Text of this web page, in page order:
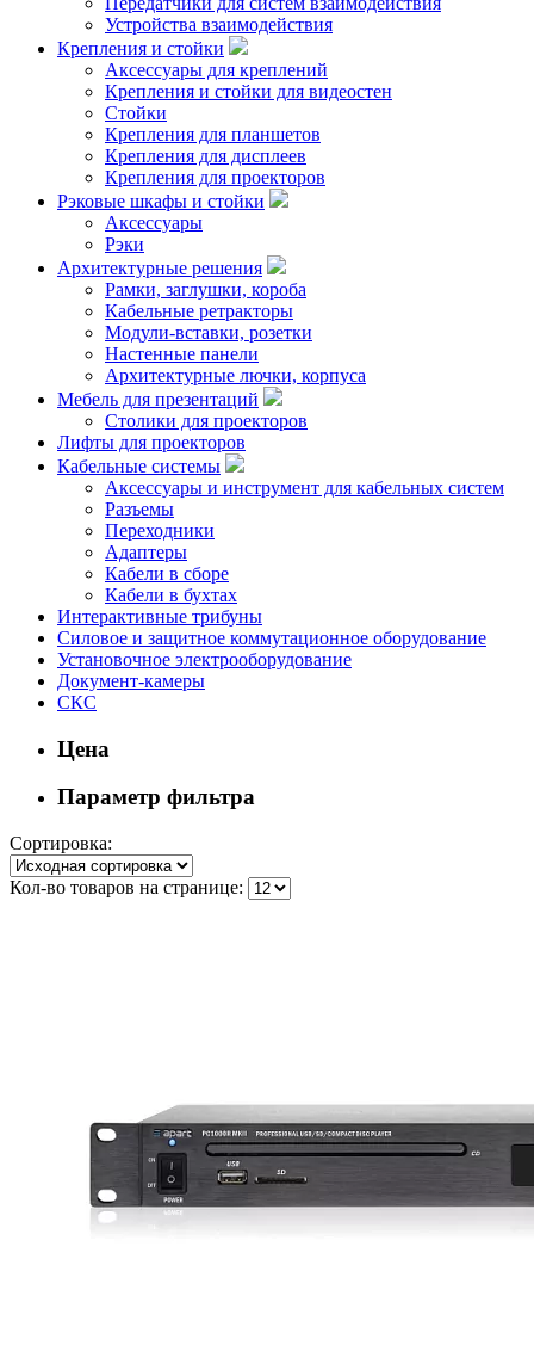
Устройства взаимодействия
Крепления и стойки
Аксессуары для креплений
Крепления и стойки для видеостен
Стойки
Крепления для планшетов
Крепления для дисплеев
Крепления для проекторов
Рэковые шкафы и стойки
Аксессуары
Рэки
Архитектурные решения
Рамки, заглушки, короба
Кабельные ретракторы
Модули-вставки, розетки
Настенные панели
Архитектурные лючки, корпуса
Мебель для презентаций
Столики для проекторов
Лифты для проекторов
Кабельные системы
Аксессуары и инструмент для кабельных систем
Разъемы
Переходники
Адаптеры
Кабели в сборе
Кабели в бухтах
Интерактивные трибуны
Силовое и защитное коммутационное оборудование
Установочное электрооборудование
Документ-камеры
СКС
Цена
Параметр фильтра
Сортировка:
Кол-во товаров на странице: